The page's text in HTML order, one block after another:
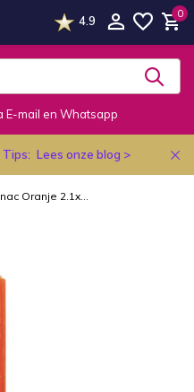
4.9
0
van 9.00 tot 19.00u.
Lees onze blog >
Oranje 2.1x...